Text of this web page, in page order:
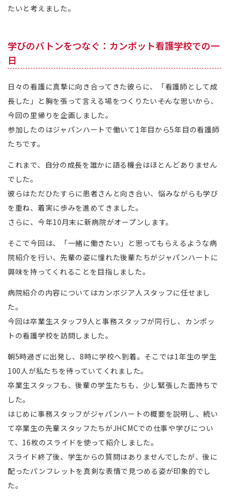
たいと考えました。
学びのバトンをつなぐ：カンポット看護学校での一
日
日々の看護に真摯に向き合ってきた彼らに、「看護師として成
長した」と胸を張って言える場をつくりたい――そんな思いから、
今回の里帰りを企画しました。
参加したのはジャパンハートで働いて1年目から5年目の看護師
たちです。
これまで、自分の成長を誰かに語る機会はほとんどありません
でした。
彼らはただひたすらに患者さんと向き合い、悩みながらも学び
を重ね、着実に歩みを進めてきました。
さらに、今年10月末に新病院がオープンします。
そこで今回は、「一緒に働きたい」と思ってもらえるような病
院紹介を行い、先輩の姿に憧れた後輩たちがジャパンハートに
興味を持ってくれることを目指しました。
病院紹介の内容についてはカンボジア人スタッフに任せまし
た。
今回は卒業生スタッフ9人と事務スタッフが同行し、カンポッ
トの看護学校を訪問しました。
朝5時過ぎに出発し、8時に学校へ到着。そこでは1年生の学生
100人が私たちを待っていてくれました。
卒業生スタッフも、後輩の学生たちも、少し緊張した面持ちで
した。
はじめに事務スタッフがジャパンハートの概要を説明し、続い
て卒業生の先輩スタッフたちがJHCMCでの仕事や学びについ
て、16枚のスライドを使って紹介しました。
スライド終了後、学生からの質問はありませんでしたが、後に
配ったパンフレットを真剣な表情で見つめる姿が印象的でし
た。